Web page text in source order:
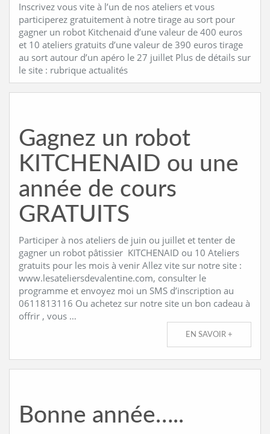
Inscrivez vous vite à l’un de nos ateliers et vous
participerez gratuitement à notre tirage au sort pour
gagner un robot Kitchenaid d’une valeur de 400 euros
et 10 ateliers gratuits d’une valeur de 390 euros tirage
au sort autour d’un apéro le 27 juillet Plus de détails sur
le site : rubrique actualités
Gagnez un robot
KITCHENAID ou une
année de cours
GRATUITS
Participer à nos ateliers de juin ou juillet et tenter de
gagner un robot pâtissier KITCHENAID ou 10 Ateliers
gratuits pour les mois à venir Allez vite sur notre site :
www.lesateliersdevalentine.com, consulter le
programme et envoyez moi un SMS d’inscription au
0611813116 Ou achetez sur notre site un bon cadeau à
offrir , vous …
EN SAVOIR +
Bonne année…..